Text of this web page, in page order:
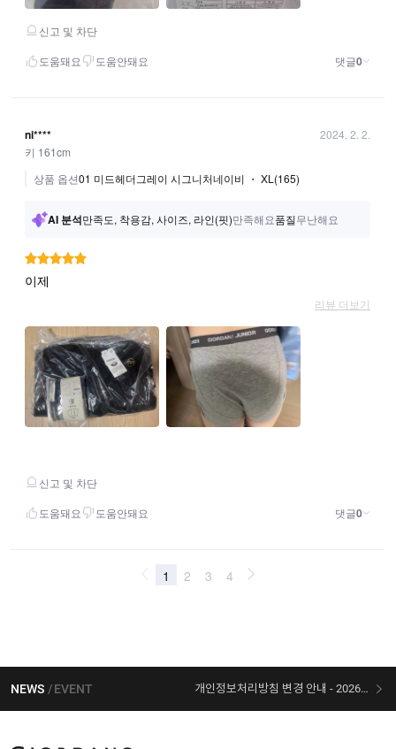
NEWS EVENT 개인정보처리방침 변경 안내 - 2026/07/30 시행